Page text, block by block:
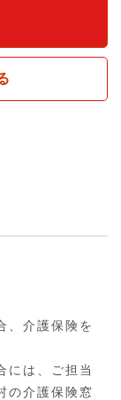
、介護保険を
は、ご担当
の介護保険窓